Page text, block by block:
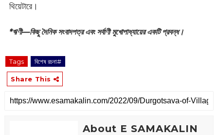
থিয়েটারে।
*ঋণী—কিছু দৈনিক সংবাদপত্র এবং সর্বাণী মুখোপাধ্যায়ের একটি প্রবন্ধ।
Tags বিশেষ রচনা#
Share This
About E SAMAKALIN